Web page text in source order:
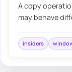
A copy
may behave
insiders